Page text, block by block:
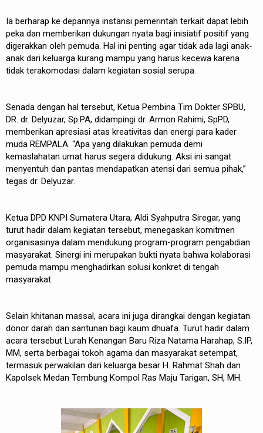
Ia berharap ke depannya instansi pemerintah terkait dapat lebih
peka dan memberikan dukungan nyata bagi inisiatif positif yang
digerakkan oleh pemuda. Hal ini penting agar tidak ada lagi anak-
anak dari keluarga kurang mampu yang harus kecewa karena
tidak terakomodasi dalam kegiatan sosial serupa.
Senada dengan hal tersebut, Ketua Pembina Tim Dokter SPBU,
DR. dr. Delyuzar, Sp.PA, didampingi dr. Armon Rahimi, SpPD,
memberikan apresiasi atas kreativitas dan energi para kader
muda REMPALA. “Apa yang dilakukan pemuda demi
kemaslahatan umat harus segera didukung. Aksi ini sangat
menyentuh dan pantas mendapatkan atensi dari semua pihak,”
tegas dr. Delyuzar.
Ketua DPD KNPI Sumatera Utara, Aldi Syahputra Siregar, yang
turut hadir dalam kegiatan tersebut, menegaskan komitmen
organisasinya dalam mendukung program-program pengabdian
masyarakat. Sinergi ini merupakan bukti nyata bahwa kolaborasi
pemuda mampu menghadirkan solusi konkret di tengah
masyarakat.
Selain khitanan massal, acara ini juga dirangkai dengan kegiatan
donor darah dan santunan bagi kaum dhuafa. Turut hadir dalam
acara tersebut Lurah Kenangan Baru Riza Natama Harahap, S.IP,
MM, serta berbagai tokoh agama dan masyarakat setempat,
termasuk perwakilan dari keluarga besar H. Rahmat Shah dan
Kapolsek Medan Tembung Kompol Ras Maju Tarigan, SH, MH.